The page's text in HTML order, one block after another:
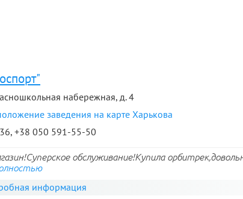
набережная, д. 4
заведения на карте Харькова
+38 050 591-55-50
обслуживание!Купила
информация